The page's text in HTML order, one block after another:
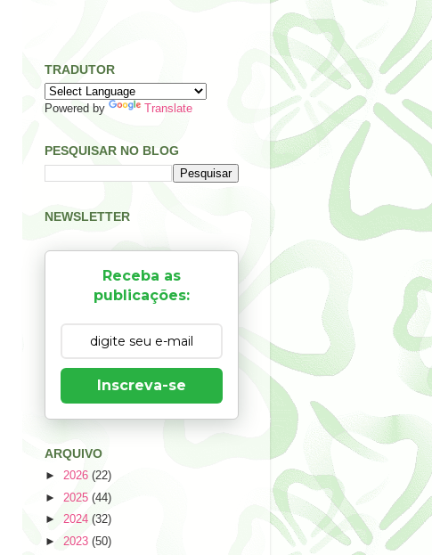
TRADUTOR
Powered by Translate
PESQUISAR NO BLOG
NEWSLETTER
Receba as
publicações:
Inscreva-se
ARQUIVO
► 2026 (22)
► 2025 (44)
► 2024 (32)
► 2023 (50)